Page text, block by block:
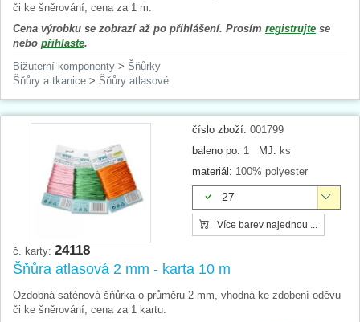
či ke šněrování, cena za 1 m.
Cena výrobku se zobrazí až po přihlášení. Prosím registrujte se
nebo přihlaste.
Bižuterní komponenty > Šňůrky
Šňůry a tkanice > Šňůry atlasové
číslo zboží: 001799
baleno po: 1 MJ: ks
materiál: 100% polyester
27
Více barev najednou ...
č. karty: 24118
Šňůra atlasová 2 mm - karta 10 m
Ozdobná saténová šňůrka o průměru 2 mm, vhodná ke zdobení oděvu
či ke šněrování, cena za 1 kartu.